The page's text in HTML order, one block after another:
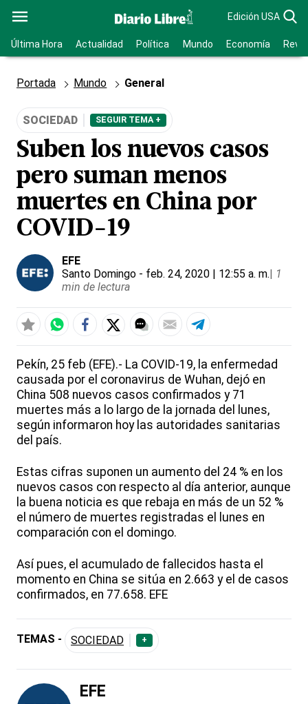
Edición USA
Última Hora Actualidad Política Mundo Economía
Portada Mundo General
SOCIEDAD SEGUIR TEMA +
Suben los nuevos casos
pero suman menos
muertes en China por
COVID-19
EFE
Santo Domingo - feb. 24, 2020 | 12:55 a. m.| 1
min de lectura
Pekín, 25 feb (EFE).- La COVID-19, la enfermedad
causada por el coronavirus de Wuhan, dejó en
China 508 nuevos casos confirmados y 71
muertes más a lo largo de la jornada del lunes,
según informaron hoy las autoridades sanitarias
del país.
Estas cifras suponen un aumento del 24 % en los
nuevos casos con respecto al día anterior, aunque
la buena noticia es que rebaja en más de un 52 %
el número de muertes registradas el lunes en
comparación con el domingo.
Así pues, el acumulado de fallecidos hasta el
momento en China se sitúa en 2.663 y el de casos
confirmados, en 77.658. EFE
TEMAS - SOCIEDAD +
EFE